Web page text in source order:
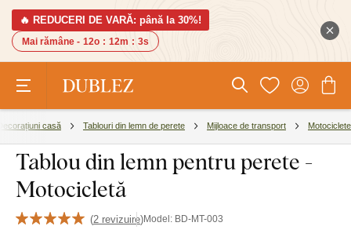
🔥 REDUCERI DE VARĂ: până la 30%!
Mai rămâne - 12o : 12m : 2s
casă Tablouri din lemn de perete Mijloace de transport Motociclete
Tablou din lemn pentru perete -
Motocicletă
(2 revizuire)Model: BD-MT-003